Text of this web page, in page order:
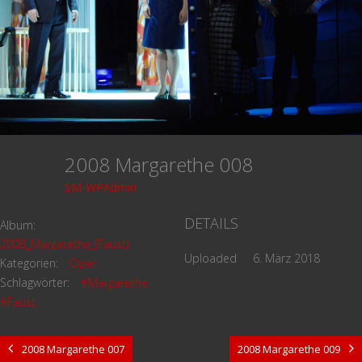
2008 Margarethe 008
SM-WPAdmin
Album:
2008_Margarethe_(Faust)
Kategorien:
Oper
Schlagwörter:
#Margarethe
#Faust
DETAILS
Uploaded 6. März 2018
2008 Margarethe 007 2008 Margarethe 009